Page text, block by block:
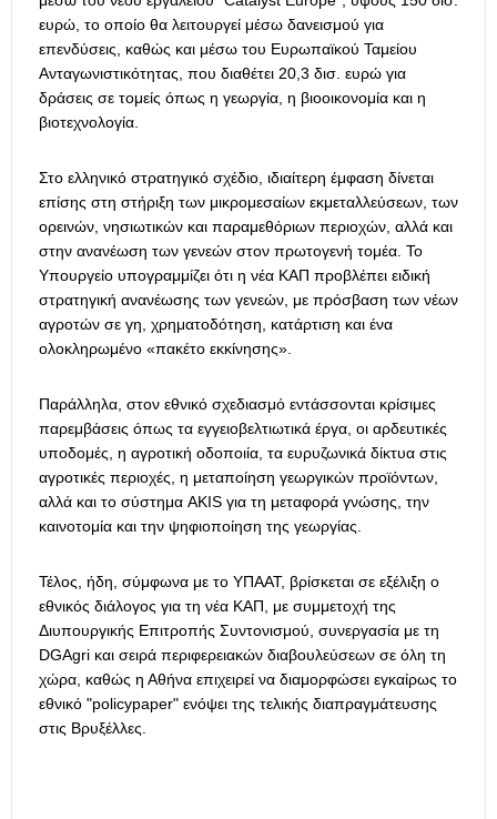
ευρώ, το οποίο θα λειτουργεί μέσω δανεισμού για
επενδύσεις, καθώς και μέσω του Ευρωπαϊκού Ταμείου
Ανταγωνιστικότητας, που διαθέτει 20,3 δισ. ευρώ για
δράσεις σε τομείς όπως η γεωργία, η βιοοικονομία και η
βιοτεχνολογία.
Στο ελληνικό στρατηγικό σχέδιο, ιδιαίτερη έμφαση δίνεται
επίσης στη στήριξη των μικρομεσαίων εκμεταλλεύσεων, των
ορεινών, νησιωτικών και παραμεθόριων περιοχών, αλλά και
στην ανανέωση των γενεών στον πρωτογενή τομέα. Το
Υπουργείο υπογραμμίζει ότι η νέα ΚΑΠ προβλέπει ειδική
στρατηγική ανανέωσης των γενεών, με πρόσβαση των νέων
αγροτών σε γη, χρηματοδότηση, κατάρτιση και ένα
ολοκληρωμένο «πακέτο εκκίνησης».
Παράλληλα, στον εθνικό σχεδιασμό εντάσσονται κρίσιμες
παρεμβάσεις όπως τα εγγειοβελτιωτικά έργα, οι αρδευτικές
υποδομές, η αγροτική οδοποιία, τα ευρυζωνικά δίκτυα στις
αγροτικές περιοχές, η μεταποίηση γεωργικών προϊόντων,
αλλά και το σύστημα AKIS για τη μεταφορά γνώσης, την
καινοτομία και την ψηφιοποίηση της γεωργίας.
Τέλος, ήδη, σύμφωνα με το ΥΠΑΑΤ, βρίσκεται σε εξέλιξη ο
εθνικός διάλογος για τη νέα ΚΑΠ, με συμμετοχή της
Διυπουργικής Επιτροπής Συντονισμού, συνεργασία με τη
DGAgri και σειρά περιφερειακών διαβουλεύσεων σε όλη τη
χώρα, καθώς η Αθήνα επιχειρεί να διαμορφώσει εγκαίρως το
εθνικό "policypaper" ενόψει της τελικής διαπραγμάτευσης
στις Βρυξέλλες.